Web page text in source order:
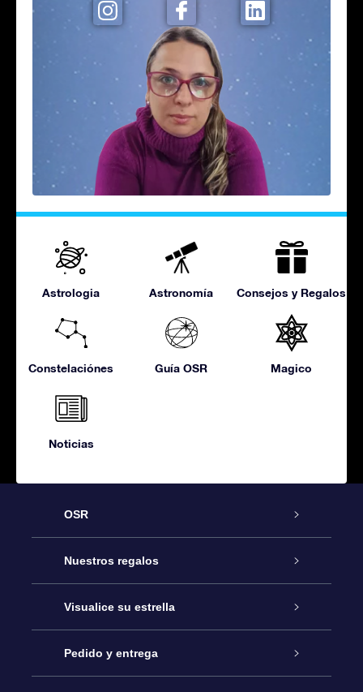
Astrologia Astronomía Consejos y Regalos
Constelaciónes Guía OSR Magico
Noticias
OSR
Atención
Contáctanos
Blog
Nuestros regalos
Regalo Estrella Online
Paquete de Regalo OSR
Visualice su estrella
Registro estelar
Pedido y entrega